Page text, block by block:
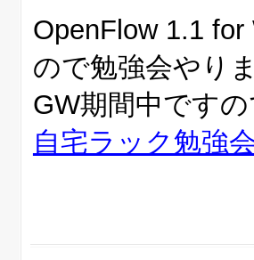
OpenFlow 1.1
ので勉強会やり
GW期間中です
自宅ラック勉強